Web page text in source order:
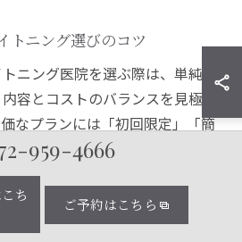
トニング選びのコツ
ニング医院を選ぶ際は、単純な
容とコストのバランスを見極め
なプランには「初回限定」「簡
場合もあり、思ったより効果が
ず施術内容を細かく確認しまし
りの価格」「施術時間」「使用す
959-4666
ち
ご予約はこちら